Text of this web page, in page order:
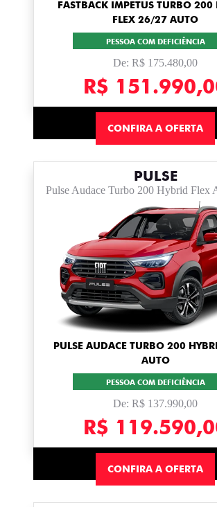
FASTBACK IMPETUS TURBO 200
FLEX 26/27 AUTO
PESSOA COM DEFICIÊNCIA
De: R$ 175.480,00
R$
CONFIRA A OFERTA
PULSE
Pulse Audace Turbo 200 Hybrid Flex
PULSE AUDACE TURBO 200
AUTO
PESSOA COM DEFICIÊNCIA
De: R$ 137.990,00
R$
CONFIRA A OFERTA